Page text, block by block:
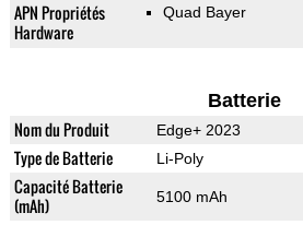
APN Propriétés
Hardware
Quad Bayer
Batterie
Nom du Produit Edge+ 2023
Type de Batterie Li-Poly
Capacité Batterie
(mAh)
5100 mAh